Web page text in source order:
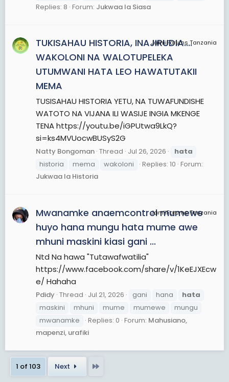
Replies: 8 Forum: Jukwaa la Siasa
JamiiForums Tanzania
TUKISAHAU HISTORIA, INAJIRUDIA....
WAKOLONI NA WALOTUPELEKA
UTUMWANI HATA LEO HAWATUTAKII
MEMA
TUSISAHAU HISTORIA YETU, NA TUWAFUNDISHE
WATOTO NA VIJANA ILI WASIJE INGIA MKENGE
TENA https://youtu.be/iGPUtwa9LkQ?
si=ks4MVUocwBUSyS2G
Natty Bongoman Thread Jul 26, 2026
hata
historia
mema wakoloni Replies: 10 Forum:
Jukwaa la Historia
JamiiForums Tanzania
Mwanamke anaemcontrol mumewe
huyo hana mungu hata mume awe
mhuni maskini kiasi gani ...
Ntd Na hawa "Tutawafwatilia"
https://www.facebook.com/share/v/1KeEJXEcw
e/ Hahaha
Pdidy Thread Jul 21, 2026 gani hana
hata
maskini
mhuni mume mumewe
mungu
mwanamke
Replies: 0 Forum: Mahusiano,
mapenzi, urafiki
1 of 103 Next